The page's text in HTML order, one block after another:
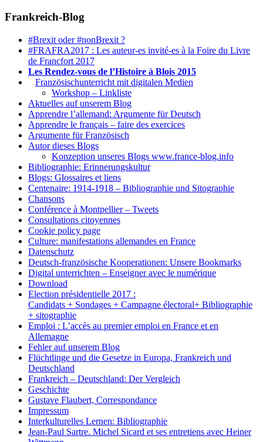
Frankreich-Blog
#Brexit oder #nonBrexit ?
#FRAFRA2017 : Les auteur-es invité-es à la Foire du Livre
de Francfort 2017
Les Rendez-vous de l’Histoire à Blois 2015
Französischunterricht mit digitalen Medien
Workshop – Linkliste
Aktuelles auf unserem Blog
Apprendre l’allemand: Argumente für Deutsch
Apprendre le français – faire des exercices
Argumente für Französisch
Autor dieses Blogs
Konzeption unseres Blogs www.france-blog.info
Bibliographie: Erinnerungskultur
Blogs: Glossaires et liens
Centenaire: 1914-1918 – Bibliographie und Sitographie
Chansons
Conférence à Montpellier – Tweets
Consultations citoyennes
Cookie policy page
Culture: manifestations allemandes en France
Datenschutz
Deutsch-französische Kooperationen: Unsere Bookmarks
Digital unterrichten – Enseigner avec le numérique
Download
Election présidentielle 2017 :
Candidats + Sondages + Campagne électoral+ Bibliographie
+ sitographie
Emploi : L’accès au premier emploi en France et en
Allemagne
Fehler auf unserem Blog
Flüchtlinge und die Gesetze in Europa, Frankreich und
Deutschland
Frankreich – Deutschland: Der Vergleich
Geschichte
Gustave Flaubert, Correspondance
Impressum
Interkulturelles Lernen: Bibliographie
Jean-Paul Sartre. Michel Sicard et ses entretiens avec Heiner